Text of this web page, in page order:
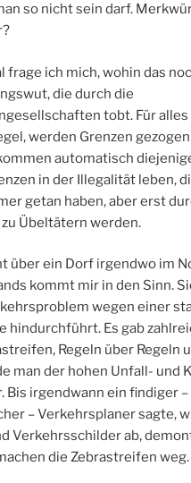
so nicht sein darf.
frage ich mich, wohin das
die durch die
tobt. Für
werden Grenzen
automatisch
in der Illegalität leben,
getan haben, aber erst
zu Übeltätern werden.
über ein Dorf irgendwo im
kommt mir in den Sinn.
wegen einer
hindurchführt. Es gab
Regeln über Regeln
man der hohen Unfall- und
Bis irgendwann ein findiger
– Verkehrsplaner sagte,
Verkehrsschilder ab,
die Zebrastreifen weg.